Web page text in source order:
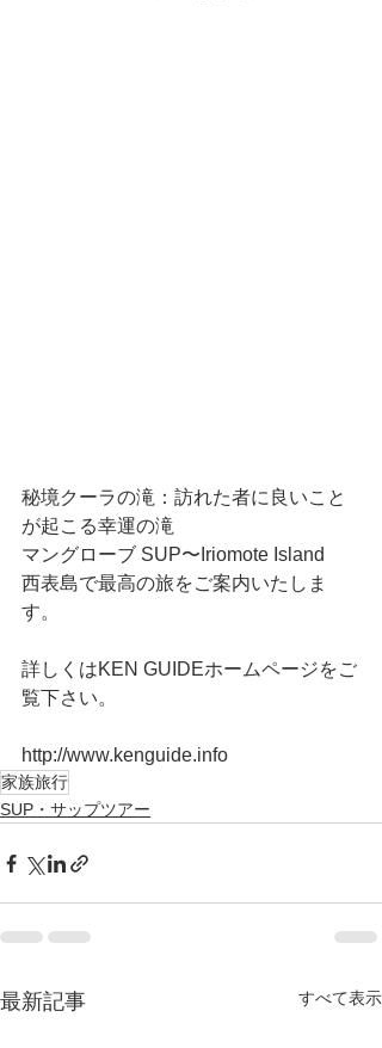
秘境クーラの滝：訪れた者に良いこと
が起こる幸運の滝
マングローブ SUP〜Iriomote Island
西表島で最高の旅をご案内いたしま
す。
詳しくはKEN GUIDEホームページをご
覧下さい。
http://www.kenguide.info
家族旅行
SUP・サップツアー
最新記事 すべて表示